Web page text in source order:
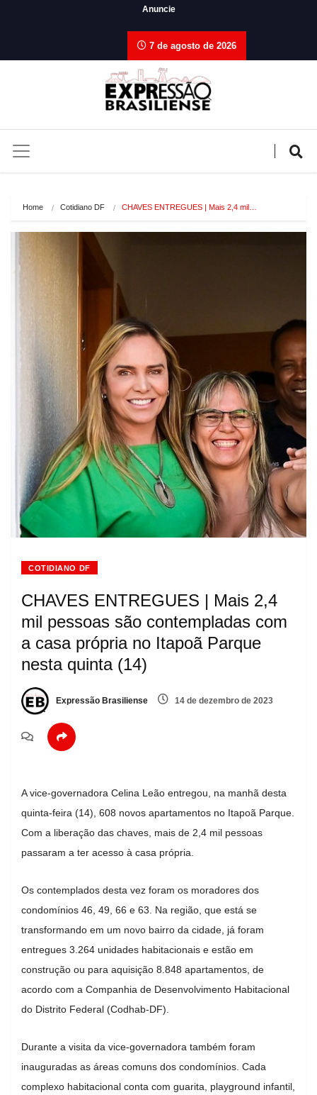
Anuncie
7 de agosto de 2026
Home Cotidiano DF CHAVES ENTREGUES | Mais 2,4 mil…
COTIDIANO DF
CHAVES ENTREGUES | Mais 2,4
mil pessoas são contempladas com
a casa própria no Itapoã Parque
nesta quinta (14)
Expressão Brasiliense 14 de dezembro de 2023
A vice-governadora Celina Leão entregou, na manhã desta
quinta-feira (14), 608 novos apartamentos no Itapoã Parque.
Com a liberação das chaves, mais de 2,4 mil pessoas
passaram a ter acesso à casa própria.
Os contemplados desta vez foram os moradores dos
condomínios 46, 49, 66 e 63. Na região, que está se
transformando em um novo bairro da cidade, já foram
entregues 3.264 unidades habitacionais e estão em
construção ou para aquisição 8.848 apartamentos, de
acordo com a Companhia de Desenvolvimento Habitacional
do Distrito Federal (Codhab-DF).
Durante a visita da vice-governadora também foram
inauguradas as áreas comuns dos condomínios. Cada
complexo habitacional conta com guarita, playground infantil,